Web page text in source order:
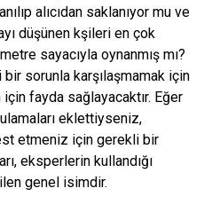
alıcıdan saklanıyor mu ve
düşünen kşileri en çok
sayacıyla oynanmış mı?
sorunla karşılaşmamak için
fayda sağlayacaktır. Eğer
eklettiyseniz,
etmeniz için gerekli bir
eksperlerin kullandığı
genel isimdir.